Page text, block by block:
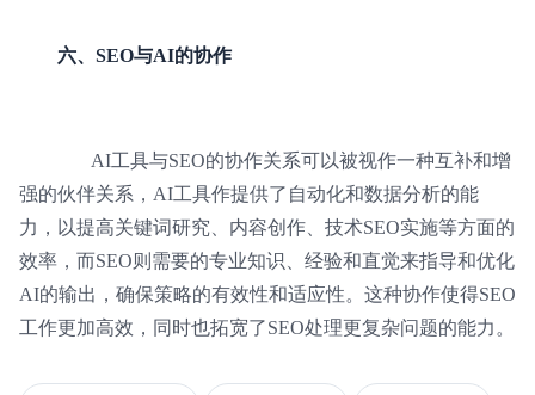
六、SEO与AI的协作
AI工具与SEO的协作关系可以被视作一种互补和增
强的伙伴关系，AI工具作提供了自动化和数据分析的能
力，以提高关键词研究、内容创作、技术SEO实施等方面的
效率，而SEO则需要的专业知识、经验和直觉来指导和优化
AI的输出，确保策略的有效性和适应性。这种协作使得SEO
工作更加高效，同时也拓宽了SEO处理更复杂问题的能力。